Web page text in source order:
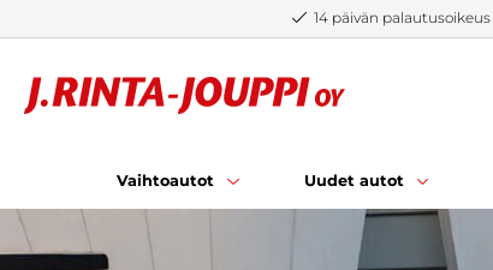
14 päivän palautusoikeus
Vaihtoautot Uudet autot